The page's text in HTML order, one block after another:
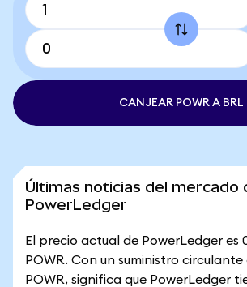
CANJEAR POWR A BRL
Últimas noticias del mercado
PowerLedger
El precio actual de PowerLedger es
POWR. Con un suministro circulante
POWR, significa que PowerLedger